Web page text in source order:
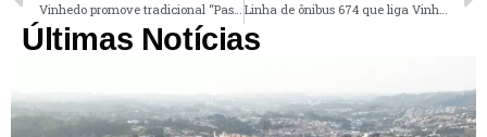
Últimas Notícias